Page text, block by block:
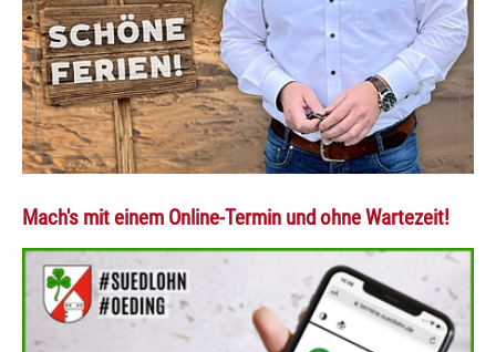
Mach's mit einem Online-Termin und ohne Wartezeit!